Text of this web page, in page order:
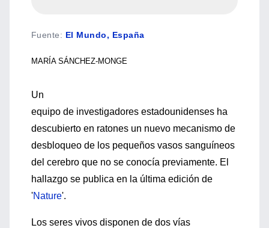
Fuente: El Mundo, España
MARÍA SÁNCHEZ-MONGE
Un
equipo de investigadores estadounidenses ha
descubierto en ratones un nuevo mecanismo de
desbloqueo de los pequeños vasos sanguíneos
del cerebro que no se conocía previamente. El
hallazgo se publica en la última edición de
'Nature'.
Los seres vivos disponen de dos vías